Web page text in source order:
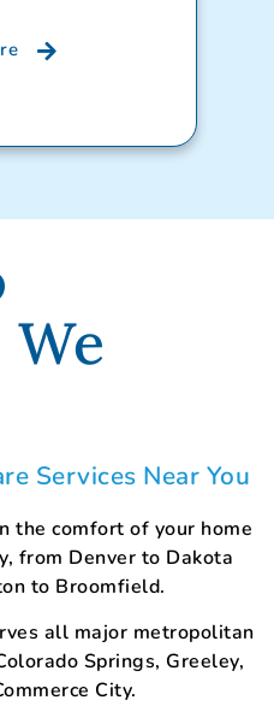
Services Near You
the comfort of your home
from Denver to Dakota
to Broomfield.
all major metropolitan
Springs, Greeley,
City.